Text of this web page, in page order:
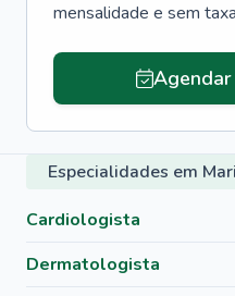
mensalidade e sem
Especialidades em
Cardiologista
Dermatologista